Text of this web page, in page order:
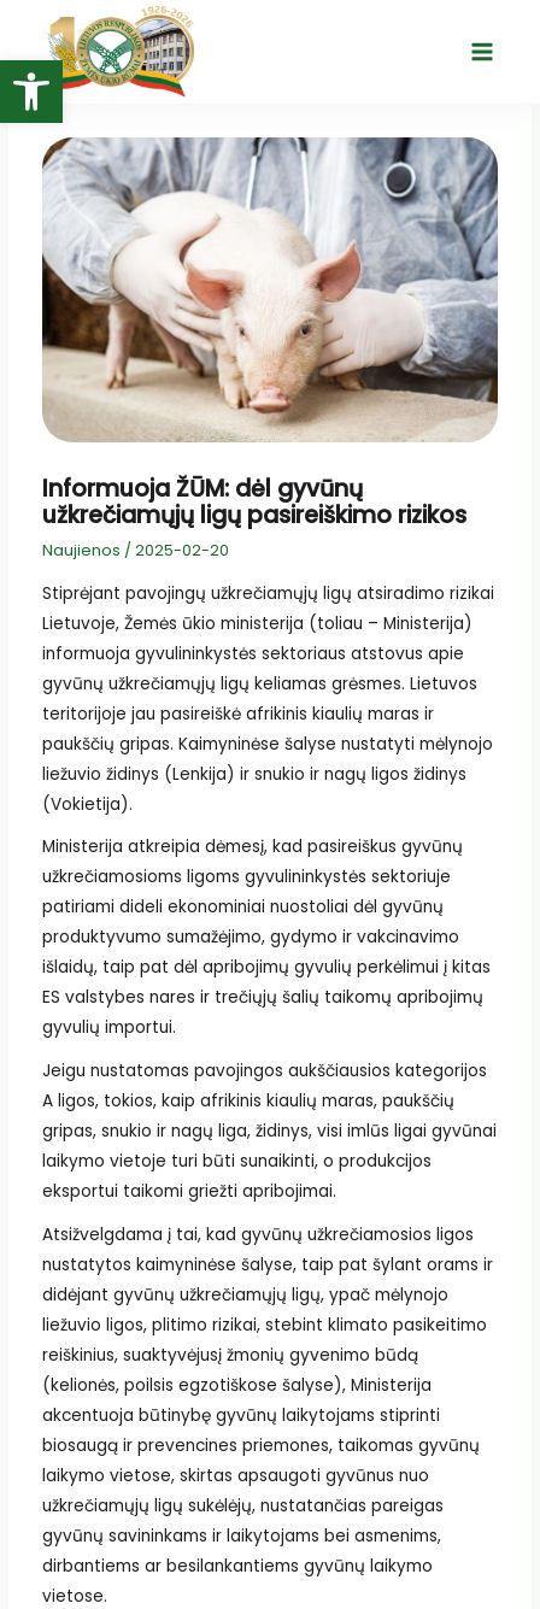
Open toolbar
turinio
Main
Informuoja ŽŪM: dėl gyvūnų
užkrečiamųjų ligų pasireiškimo rizikos
Naujienos / 2025-02-20
Stiprėjant pavojingų užkrečiamųjų ligų atsiradimo rizikai
Lietuvoje, Žemės ūkio ministerija (toliau – Ministerija)
informuoja gyvulininkystės sektoriaus atstovus apie
gyvūnų užkrečiamųjų ligų keliamas grėsmes. Lietuvos
teritorijoje jau pasireiškė afrikinis kiaulių maras ir
paukščių gripas. Kaimyninėse šalyse nustatyti mėlynojo
liežuvio židinys (Lenkija) ir snukio ir nagų ligos židinys
(Vokietija).
Ministerija atkreipia dėmesį, kad pasireiškus gyvūnų
užkrečiamosioms ligoms gyvulininkystės sektoriuje
patiriami dideli ekonominiai nuostoliai dėl gyvūnų
produktyvumo sumažėjimo, gydymo ir vakcinavimo
išlaidų, taip pat dėl apribojimų gyvulių perkėlimui į kitas
ES valstybes nares ir trečiųjų šalių taikomų apribojimų
gyvulių importui.
Jeigu nustatomas pavojingos aukščiausios kategorijos
A ligos, tokios, kaip afrikinis kiaulių maras, paukščių
gripas, snukio ir nagų liga, židinys, visi imlūs ligai gyvūnai
laikymo vietoje turi būti sunaikinti, o produkcijos
eksportui taikomi griežti apribojimai.
Atsižvelgdama į tai, kad gyvūnų užkrečiamosios ligos
nustatytos kaimyninėse šalyse, taip pat šylant orams ir
didėjant gyvūnų užkrečiamųjų ligų, ypač mėlynojo
liežuvio ligos, plitimo rizikai, stebint klimato pasikeitimo
reiškinius, suaktyvėjusį žmonių gyvenimo būdą
(kelionės, poilsis egzotiškose šalyse), Ministerija
akcentuoja būtinybę gyvūnų laikytojams stiprinti
biosaugą ir prevencines priemones, taikomas gyvūnų
laikymo vietose, skirtas apsaugoti gyvūnus nuo
užkrečiamųjų ligų sukėlėjų, nustatančias pareigas
gyvūnų savininkams ir laikytojams bei asmenims,
dirbantiems ar besilankantiems gyvūnų laikymo
vietose.